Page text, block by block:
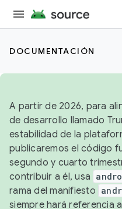
DOCUMENTACIÓN
A partir de 2026, para
de desarrollo llamado
estabilidad de la
publicaremos el código
segundo y cuarto
contribuir a él, usa
rama del manifiesto
siempre hará referencia